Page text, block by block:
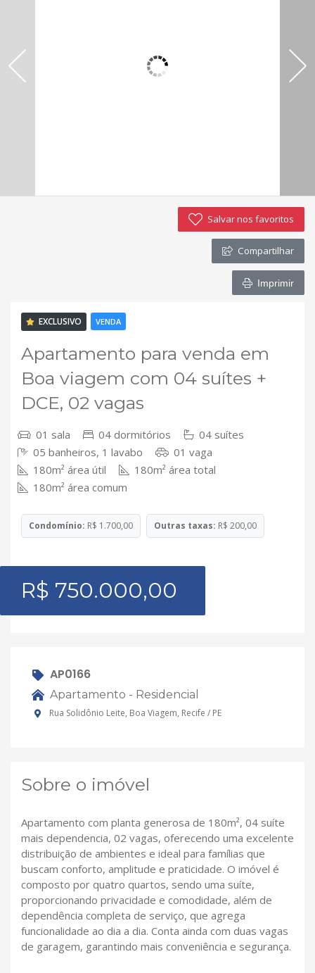
Contato
Salvar nos favoritos
Compartilhar
Imprimir
EXCLUSIVO VENDA
Apartamento para venda em
Boa viagem com 04 suítes +
DCE, 02 vagas
01 sala 04 dormitórios
04 suítes
05 banheiros, 1 lavabo
01 vaga
180m² área útil
180m² área total
180m² área comum
Condomínio: R$ 1.700,00 Outras taxas: R$ 200,00
R$ 750.000,00
AP0166
Apartamento - Residencial
Rua Solidônio Leite, Boa Viagem, Recife / PE
Sobre o imóvel
Apartamento com planta generosa de 180m², 04 suíte
mais dependencia, 02 vagas, oferecendo uma excelente
distribuição de ambientes e ideal para famílias que
buscam conforto, amplitude e praticidade. O imóvel é
composto por quatro quartos, sendo uma suíte,
proporcionando privacidade e comodidade, além de
dependência completa de serviço, que agrega
funcionalidade ao dia a dia. Conta ainda com duas vagas
de garagem, garantindo mais conveniência e segurança.